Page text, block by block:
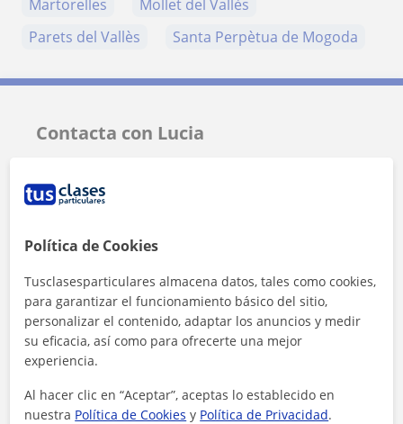
Martorelles
Mollet del Vallès
Parets del Vallès
Santa Perpètua de Mogoda
Contacta con Lucia
Tarifa
Política de Cookies
Tusclasesparticulares almacena datos, tales como cookies,
para garantizar el funcionamiento básico del sitio,
personalizar el contenido, adaptar los anuncios y medir
su eficacia, así como para ofrecerte una mejor
experiencia.
Al hacer clic en “Aceptar”, aceptas lo establecido en
nuestra Política de Cookies y Política de Privacidad.